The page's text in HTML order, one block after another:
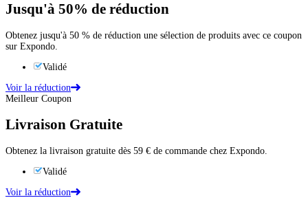
Jusqu'à 50% de réduction
Obtenez jusqu'à 50 % de réduction une sélection de produits avec ce coupon
sur Expondo.
Validé
Voir la réduction
Meilleur Coupon
Livraison Gratuite
Obtenez la livraison gratuite dès 59 € de commande chez Expondo.
Validé
Voir la réduction